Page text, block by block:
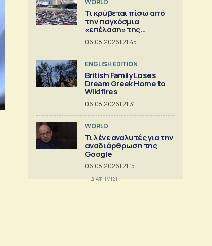
WORLD
Τι κρύβεται πίσω από
την παγκόσμια
«επέλαση» της
κινεζικής
αυτοκινητοβιομηχανίας
06.08.2026 | 21:45
ENGLISH EDITION
British Family Loses
Dream Greek Home to
Wildfires
06.08.2026 | 21:31
WORLD
Τι λένε αναλυτές για την
αναδιάρθρωση της
Google
06.08.2026 | 21:15